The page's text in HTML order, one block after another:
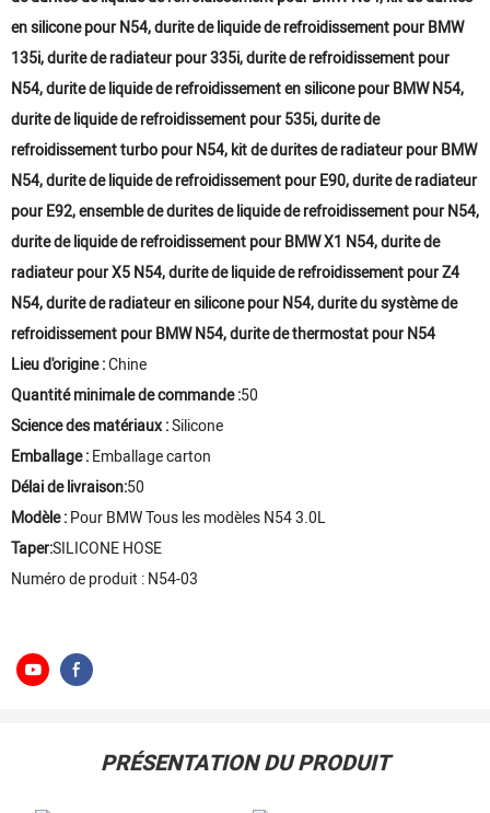
en silicone pour N54, durite de liquide de refroidissement pour BMW
135i, durite de radiateur pour 335i, durite de refroidissement pour
N54, durite de liquide de refroidissement en silicone pour BMW N54,
durite de liquide de refroidissement pour 535i, durite de
refroidissement turbo pour N54, kit de durites de radiateur pour BMW
N54, durite de liquide de refroidissement pour E90, durite de radiateur
pour E92, ensemble de durites de liquide de refroidissement pour N54,
durite de liquide de refroidissement pour BMW X1 N54, durite de
radiateur pour X5 N54, durite de liquide de refroidissement pour Z4
N54, durite de radiateur en silicone pour N54, durite du système de
refroidissement pour BMW N54, durite de thermostat pour N54
Lieu d'origine :Chine
Quantité minimale de commande :50
Science des matériaux :Silicone
Emballage :Emballage carton
Délai de livraison:50
Modèle :Pour BMW Tous les modèles N54 3.0L
Taper:SILICONE HOSE
Numéro de produit : N54-03
PRÉSENTATION DU PRODUIT